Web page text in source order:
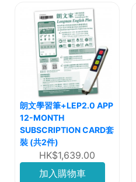
朗文學習筆+LEP2.0 APP
12-MONTH
SUBSCRIPTION CARD套
裝 (共2件)
HK$1,639.00
加入購物車